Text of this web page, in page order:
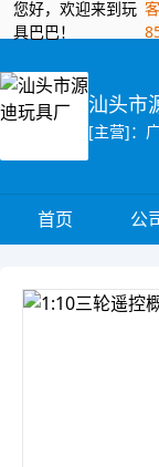
您好，欢迎来到玩
具巴巴！
汕头市
首页 公